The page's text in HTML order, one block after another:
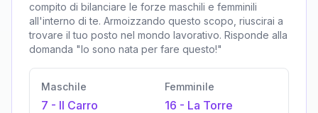
compito di bilanciare le forze maschili e femminili
all'interno di te. Armoizzando questo scopo, riuscirai a
trovare il tuo posto nel mondo lavorativo. Risponde alla
domanda "Io sono nata per fare questo!"
Maschile
7 - Il Carro
Femminile
16 - La Torre